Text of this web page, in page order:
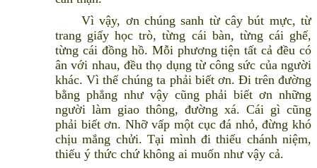
Vì vậy, ơn chúng sanh từ cây bút mực, từ
trang giấy học trò, từng cái bàn, từng cái ghế,
từng cái đồng hồ. Mỗi phương tiện tất cả đều có
ân với nhau, đều thọ dụng từ công sức của người
khác. Vì thế chúng ta phải biết ơn. Đi trên đường
bằng phẳng như vậy cũng phải biết ơn những
người làm giao thông, đường xá. Cái gì cũng
phải biết ơn. Nhỡ vấp một cục đá nhỏ, đừng khó
chịu mắng chửi. Tại mình đi thiếu chánh niệm,
thiếu ý thức chứ không ai muốn như vậy cả.